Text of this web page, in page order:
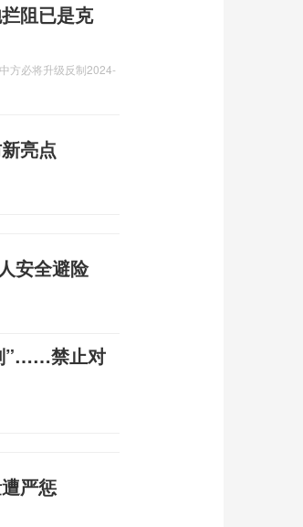
阻已是克
方必将升级反制2024-
亮点
安全避险
”……禁止对
严惩